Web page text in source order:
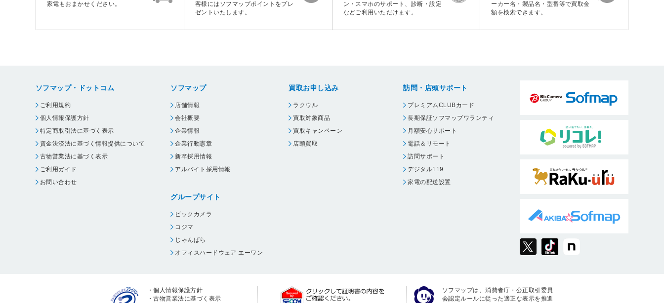
家電もおまかせください。
客様にはソフマップポイントをプレ
ゼントいたします。
ン・スマホのサポート、診断・設定
などご利用いただけます。
ーカー名・製品名・型番等で買取金
額を検索できます。
ソフマップ・ドットコム
ご利用規約
個人情報保護方針
特定商取引法に基づく表示
資金決済法に基づく情報提供について
古物営業法に基づく表示
ご利用ガイド
お問い合わせ
ソフマップ
店舗情報
会社概要
企業情報
企業行動憲章
新卒採用情報
アルバイト採用情報
グループサイト
ビックカメラ
コジマ
じゃんぱら
オフィスハードウェア エーワン
買取お申し込み
ラクウル
買取対象商品
買取キャンペーン
店頭買取
訪問・店頭サポート
プレミアムCLUBカード
長期保証ソフマップワランティ
月額安心サポート
電話＆リモート
訪問サポート
デジタル119
家電の配送設置
・個人情報保護方針
・古物営業法に基づく表示
ソフマップは、消費者庁・公正取引委員
会認定ルールに従った適正な表示を推進